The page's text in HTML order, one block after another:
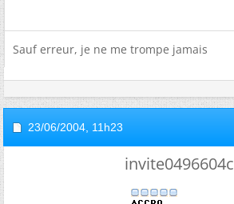
Sauf erreur, je ne me trompe jamais
23/06/2004, 11h23
invite0496604c